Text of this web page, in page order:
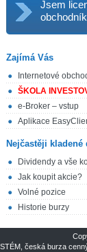
Jsem
obchodník
Zajímá Vás
Internetové
ŠKOLA
e-Broker – vstup
Aplikace
Nejčastěji kladené
Dividendy a vše
Jak koupit akcie?
Volné pozice
Historie burzy
česká burza